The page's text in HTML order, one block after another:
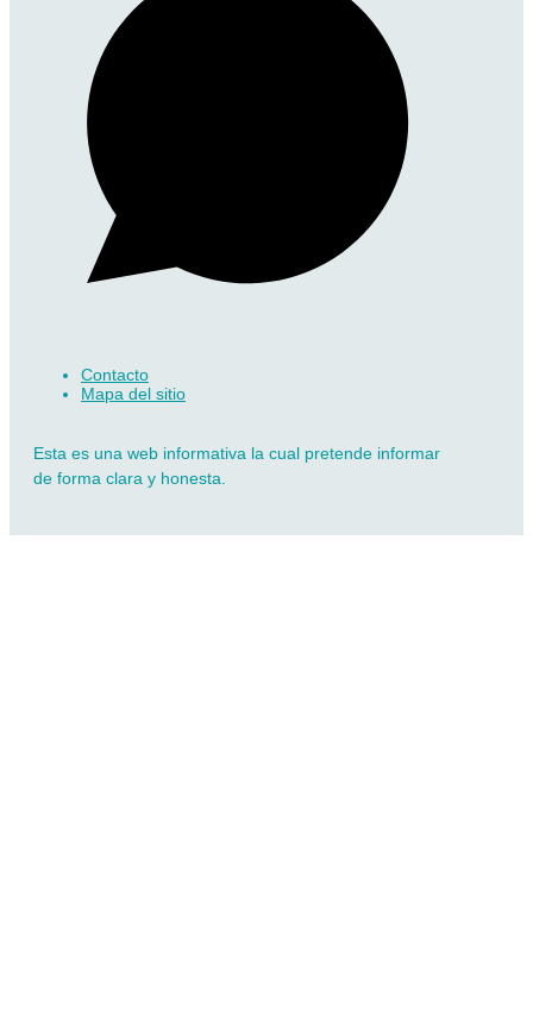
Contacto
Mapa del sitio
Esta es una web informativa la cual pretende informar
de forma clara y honesta.